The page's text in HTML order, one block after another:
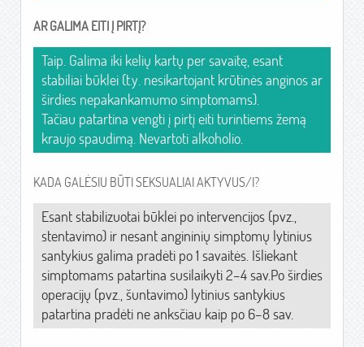
AR GALIMA EITI Į PIRTĮ?
Taip. Galima iki kelių kartų per savaitę, esant
stabiliai būklei (t.y. nesikartojant krūtinės anginos ar
širdies nepakankamumo simptomams).
Tačiau patartina vengti į pirtį eiti turintiems žemą
kraujo spaudimą. Nevartoti alkoholio.
KADA GALĖSIU BŪTI SEKSUALIAI AKTYVUS/I?
Esant stabilizuotai būklei po intervencijos (pvz.,
stentavimo) ir nesant angininių simptomų lytinius
santykius galima pradėti po 1 savaitės. Išliekant
simptomams patartina susilaikyti 2–4 sav.Po širdies
operacijų (pvz., šuntavimo) lytinius santykius
patartina pradėti ne anksčiau kaip po 6–8 sav.